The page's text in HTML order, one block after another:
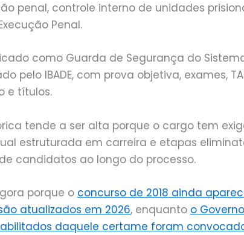
penal, controle interno de unidades
Penal.
como Guarda de Segurança do
pelo IBADE, com prova objetiva, exames,
e títulos.
tende a ser alta porque o cargo tem
estruturada em carreira e etapas
candidatos ao longo do processo.
porque o concurso de 2018 ainda
atualizados em 2026, enquanto o
daquele certame foram